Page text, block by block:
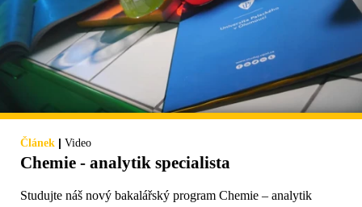
Článek | Video
Chemie - analytik specialista
Studujte náš nový bakalářský program Chemie – analytik